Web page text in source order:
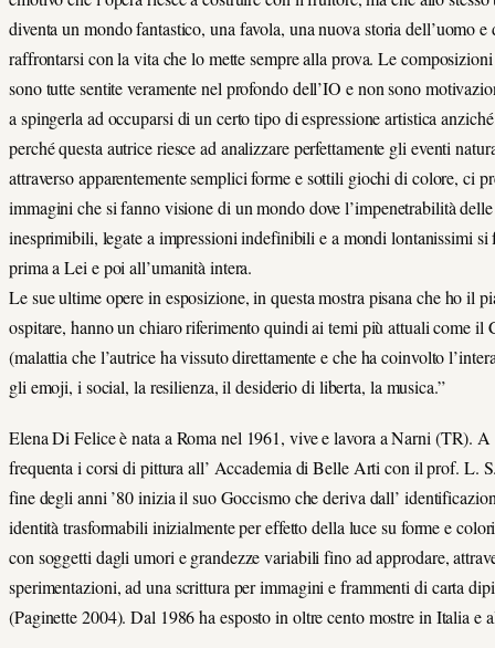
diventa un mondo fantastico, una favola, una nuova storia dell’uomo e
raffrontarsi con la vita che lo mette sempre alla prova. Le
sono tutte sentite veramente nel profondo dell’IO e non sono
a spingerla ad occuparsi di un certo tipo di espressione artistica
perché questa autrice riesce ad analizzare perfettamente gli eventi
attraverso apparentemente semplici forme e sottili giochi di colore, ci
immagini che si fanno visione di un mondo dove l’impenetrabilità
inesprimibili, legate a impressioni indefinibili e a mondi lontanissimi si
prima a Lei e poi all’umanità intera.
Le sue ultime opere in esposizione, in questa mostra pisana che ho il
ospitare, hanno un chiaro riferimento quindi ai temi più attuali come il
(malattia che l’autrice ha vissuto direttamente e che ha coinvolto
gli emoji, i social, la resilienza, il desiderio di liberta, la musica.”
Elena Di Felice è nata a Roma nel 1961, vive e lavora a Narni (TR).
frequenta i corsi di pittura all’ Accademia di Belle Arti con il prof. L.
fine degli anni ’80 inizia il suo Goccismo che deriva dall’
identità trasformabili inizialmente per effetto della luce su forme e
con soggetti dagli umori e grandezze variabili fino ad approdare,
sperimentazioni, ad una scrittura per immagini e frammenti di carta
(Paginette 2004). Dal 1986 ha esposto in oltre cento mostre in Italia e